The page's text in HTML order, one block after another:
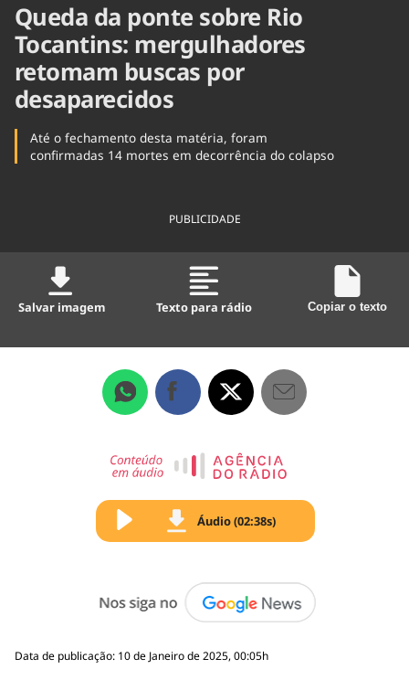
Queda da ponte sobre Rio
Tocantins: mergulhadores
retomam buscas por
desaparecidos
Até o fechamento desta matéria, foram
confirmadas 14 mortes em decorrência do colapso
PUBLICIDADE
Salvar imagem Texto para rádio Copiar o texto
Áudio (02:38s)
Data de publicação: 10 de Janeiro de 2025, 00:05h